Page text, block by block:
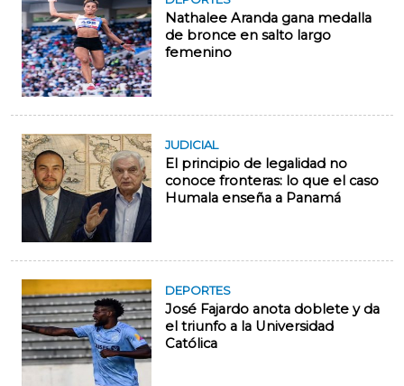
Nathalee Aranda gana medalla
de bronce en salto largo
femenino
JUDICIAL
El principio de legalidad no
conoce fronteras: lo que el caso
Humala enseña a Panamá
DEPORTES
José Fajardo anota doblete y da
el triunfo a la Universidad
Católica